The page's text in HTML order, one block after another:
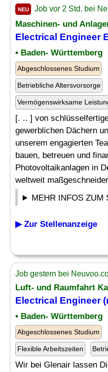
NEU Job vor 2 Std. bei
Maschinen- und
Electrical Engineer
• Baden- Württemberg
Abgeschlossenes Studium
Betriebliche Altersvorsorge
Vermögenswirksame
[. .. ] von
gewerblichen Dächern
unserem engagierten
bauen, betreuen und
Photovoltaikanlagen in
weltweit
MEHR INFOS ZUM
▶ Zur Stellenanzeige
Job gestern bei
Luft- und Raumfahrt
Electrical Engineer
• Baden- Württemberg
Abgeschlossenes Studium
Flexible Arbeitszeiten
Wir bei Glenair lassen